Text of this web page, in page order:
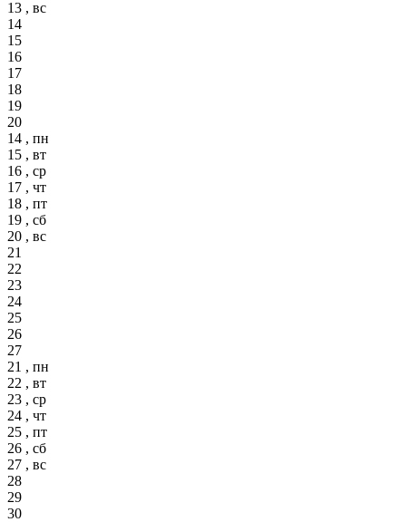
13 , вс
14
15
16
17
18
19
20
14 , пн
15 , вт
16 , ср
17 , чт
18 , пт
19 , сб
20 , вс
21
22
23
24
25
26
27
21 , пн
22 , вт
23 , ср
24 , чт
25 , пт
26 , сб
27 , вс
28
29
30